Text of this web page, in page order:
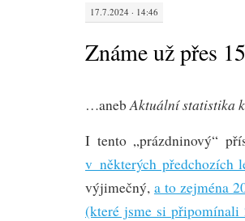
17.7.2024 · 14:46
Známe už přes
…aneb Aktuální statistika
I tento „prázdninový“
v některých předchozích
výjimečný, a to zejména
(které jsme si připomínali